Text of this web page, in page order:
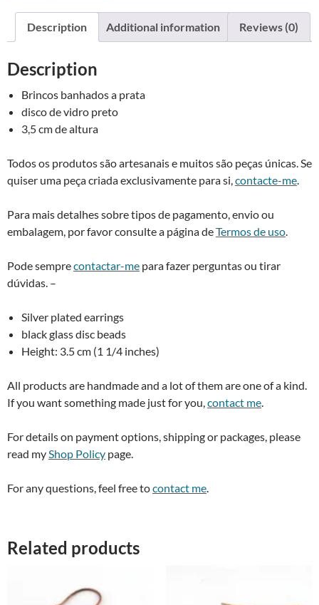
quantity
i
Description Additional information Reviews (0)
Description
Brincos banhados a prata
disco de vidro preto
3,5 cm de altura
Todos os produtos são artesanais e muitos são peças únicas. Se
quiser uma peça criada exclusivamente para si, contacte-me
Para mais detalhes sobre tipos de pagamento, envio ou
embalagem, por favor consulte a página deTermos de uso
Pode semprecontactar-me para fazer perguntas ou tirar
dúvidas. –
Silver plated earrings
black glass disc beads
Height: 3.5 cm (1 1/4 inches)
All products are handmade and a lot of them are one of a kind.
If you want something made just for you, contact me
For details on payment options, shipping or packages, please
read my Shop Policy page.
For any questions, feel free tocontact me
Related products